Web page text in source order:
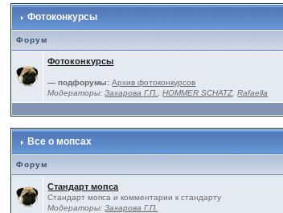
Фотоконкурсы
Форум
Фотоконкурсы
— подфорумы: Архив фотоконкурсов
Модераторы:Захарова Г.П. ,HOMMER SCHATZ,Rafaella
Все о мопсах
Форум
Стандарт мопса
Стандарт мопса и комментарии к стандарту
Модераторы:Захарова Г.П.